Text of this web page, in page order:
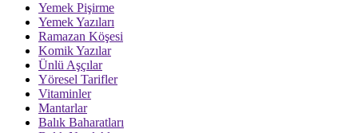
Yemek Pişirme
Yemek Yazıları
Ramazan Köşesi
Komik Yazılar
Ünlü Aşçılar
Yöresel Tarifler
Vitaminler
Mantarlar
Balık Baharatları